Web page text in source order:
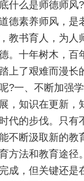
什么是师德师风
德素养师风，是
教书育人，为人
。十年树木，百
上了艰难而漫长
?一、不断加强
，知识在更新，
代的步伐。只有
不断汲取新的教
方法和教育途径
成，但关键还是